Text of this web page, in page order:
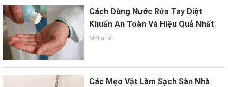
Cách Dùng Nước Rửa Tay Diệt
Khuẩn An Toàn Và Hiệu Quả Nhất
Mới nhất
Các Mẹo Vặt Làm Sạch Sàn Nhà